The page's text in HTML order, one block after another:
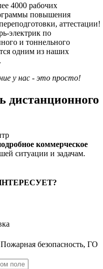
4000 рабочих
повышения
аттестации!
электрик по
и тоннельного
одним из наших
у нас - это просто!
дистанционного
коммерческое
ситуации и задачам.
безопасность, ГО